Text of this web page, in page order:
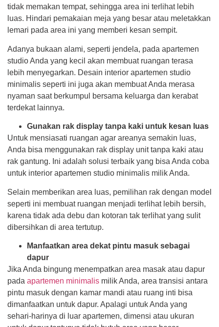
tidak memakan tempat, sehingga area ini terlihat lebih
luas. Hindari pemakaian meja yang besar atau meletakkan
lemari pada area ini yang memberi kesan sempit.
Adanya bukaan alami, seperti jendela, pada apartemen
studio Anda yang kecil akan membuat ruangan terasa
lebih menyegarkan. Desain interior apartemen studio
minimalis seperti ini juga akan membuat Anda merasa
nyaman saat berkumpul bersama keluarga dan kerabat
terdekat lainnya.
Gunakan rak display tanpa kaki untuk kesan luas
Untuk mensiasati ruangan agar areanya semakin luas,
Anda bisa menggunakan rak display unit tanpa kaki atau
rak gantung. Ini adalah solusi terbaik yang bisa Anda coba
untuk interior apartemen studio minimalis milik Anda.
Selain memberikan area luas, pemilihan rak dengan model
seperti ini membuat ruangan menjadi terlihat lebih bersih,
karena tidak ada debu dan kotoran tak terlihat yang sulit
dibersihkan di area tertutup.
Manfaatkan area dekat pintu masuk sebagai
dapur
Jika Anda bingung menempatkan area masak atau dapur
pada apartemen minimalis milik Anda, area transisi antara
pintu masuk dengan kamar mandi atau ruang inti bisa
dimanfaatkan untuk dapur. Apalagi untuk Anda yang
sehari-harinya di luar apartemen, dimensi atau ukuran